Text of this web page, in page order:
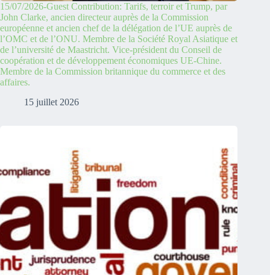
15/07/2026-Guest Contribution: Tarifs, terroir et Trump, par
John Clarke, ancien directeur auprès de la Commission
européenne et ancien chef de la délégation de l’UE auprès de
l’OMC et de l’ONU. Membre de la Société Royal Asiatique et
de l’université de Maastricht. Vice-président du Conseil de
coopération et de développement économiques UE-Chine.
Membre de la Commission britannique du commerce et des
affaires.
15 juillet 2026